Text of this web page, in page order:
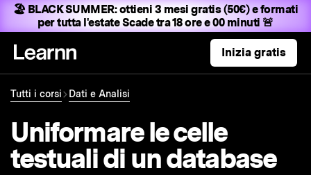
🏖️ BLACK SUMMER:ottieni 3 mesi gratis (50€) e formati
per tutta l'estateScade tra 18 ore e 00 minuti 🚨
Inizia gratis
Tutti i corsi Dati e Analisi
Uniformare le celle
testuali di un database